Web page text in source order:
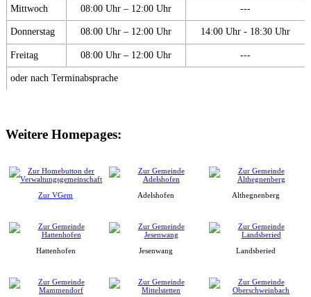
Mittwoch 08:00 Uhr – 12:00 Uhr ---
Donnerstag 08:00 Uhr – 12:00 Uhr 14:00 Uhr - 18:30 Uhr
Freitag 08:00 Uhr – 12:00 Uhr ---
oder nach Terminabsprache
Weitere Homepages:
Zur VGem Adelshofen Althegnenberg
Hattenhofen Jesenwang Landsberied